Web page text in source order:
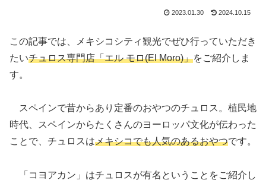
2023.01.30 2024.10.15
この記事では、メキシコシティ観光でぜひ行っていただき
たいチュロス専門店「エル モロ(El Moro)」をご紹介しま
す。
スペインで昔からあり定番のおやつのチュロス。植民地
時代、スペインからたくさんのヨーロッパ文化が伝わった
ことで、チュロスはメキシコでも人気のあるおやつです。
「コヨアカン」はチュロスが有名ということをご紹介し